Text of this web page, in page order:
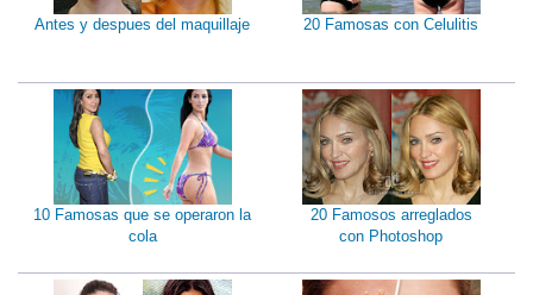
Antes y despues del maquillaje 20 Famosas con Celulitis
10 Famosas que se operaron la
cola
20 Famosos arreglados
con Photoshop